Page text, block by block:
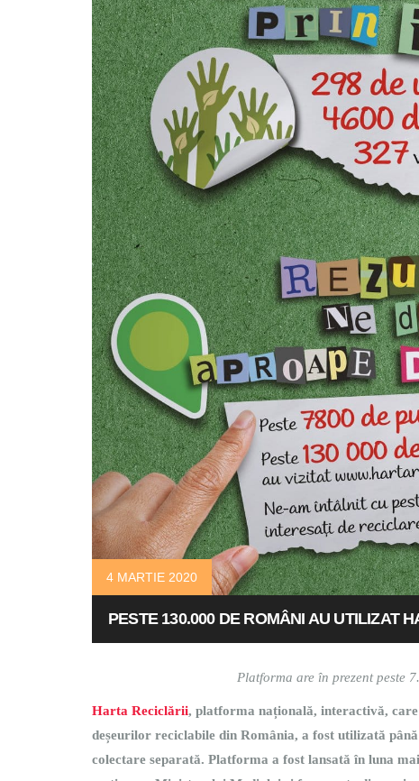
4 MARTIE 2020
PESTE 130.000 DE ROMÂNI AU UTILIZAT
Platforma are în prezent peste
Harta Reciclării, platforma națională, interactivă,
deșeurilor reciclabile din România, a fost utilizată
colectare separată. Platforma a fost lansată în luna